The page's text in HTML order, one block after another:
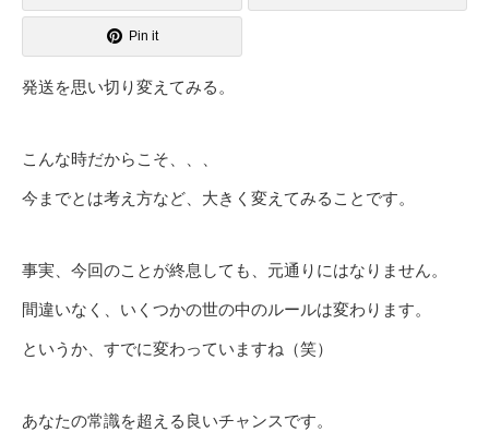
Pin it
発送を思い切り変えてみる。
こんな時だからこそ、、、
今までとは考え方など、大きく変えてみることです。
事実、今回のことが終息しても、元通りにはなりません。
間違いなく、いくつかの世の中のルールは変わります。
というか、すでに変わっていますね（笑）
あなたの常識を超える良いチャンスです。